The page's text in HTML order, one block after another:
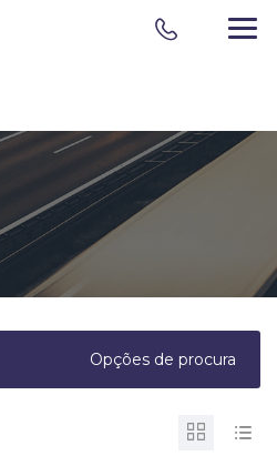
Opções de procura